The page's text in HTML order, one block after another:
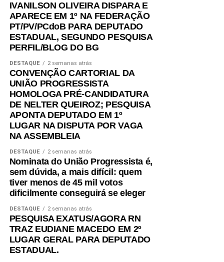
IVANILSON OLIVEIRA DISPARA E
APARECE EM 1º NA FEDERAÇÃO
PT/PV/PCdoB PARA DEPUTADO
ESTADUAL, SEGUNDO PESQUISA
PERFIL/BLOG DO BG
DESTAQUE 2 semanas atrás
CONVENÇÃO CARTORIAL DA
UNIÃO PROGRESSISTA
HOMOLOGA PRÉ-CANDIDATURA
DE NELTER QUEIROZ; PESQUISA
APONTA DEPUTADO EM 1º
LUGAR NA DISPUTA POR VAGA
NA ASSEMBLEIA
DESTAQUE 2 semanas atrás
Nominata do União Progressista é,
sem dúvida, a mais difícil: quem
tiver menos de 45 mil votos
dificilmente conseguirá se eleger
DESTAQUE 2 semanas atrás
PESQUISA EXATUS/AGORA RN
TRAZ EUDIANE MACEDO EM 2º
LUGAR GERAL PARA DEPUTADO
ESTADUAL.